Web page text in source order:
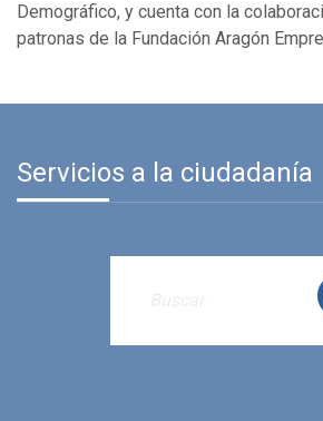
Demográfico, y cuenta con la
patronas de la Fundación Aragón
Servicios a la ciudadanía